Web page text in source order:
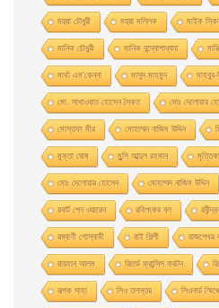
মহুয়া চৌধুরী মহুয়া মল্লিক মাইক
মানিক চৌধুরী মানিক বন্দ্যোপাধ্যায়
মার্থা এম'কেন্না মাসুদ মাহমুদ
মাে. সাখাওয়াত হােসেন সৈকত মােঃ দেলােয়ার
মােস্তফা মীর মােহাম্মদ নাজিম উদ্দিন
মুক্তা ঘোষ মুন্সি আব্দুল রহমান
মোঃ দেলোয়ার হােসেন মোহাম্মদ নাজিম উদ্দিন
রবার্ট পেন ওয়ারেন রবিশংকর বল
রম্যাণী গোস্বামী রাই শিল্পী রাজশেখর
রায়হান আলম রিচার্ড ফ্রান্সিস বারটন
রূপক সাহা লিও তলস্তয় লিওনার্ড